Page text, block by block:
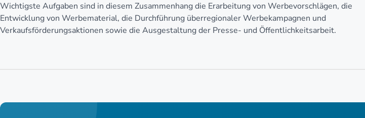
Wichtigste Aufgaben sind in diesem Zusammenhang die Erarbeitung von Werbevorschlägen, die
Entwicklung von Werbematerial, die Durchführung überregionaler Werbekampagnen und
Verkaufsförderungsaktionen sowie die Ausgestaltung der Presse- und Öffentlichkeitsarbeit.